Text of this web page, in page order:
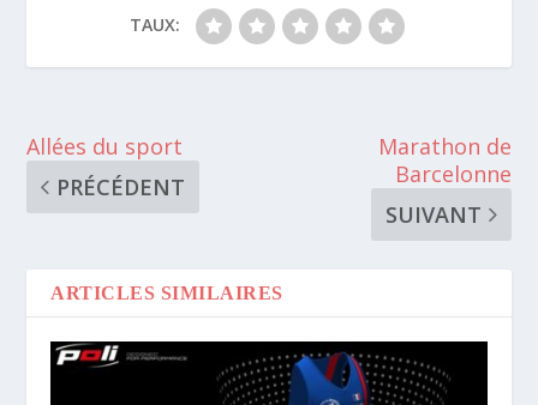
TAUX:
Allées du sport
PRÉCÉDENT
Marathon de
Barcelonne
SUIVANT
ARTICLES SIMILAIRES